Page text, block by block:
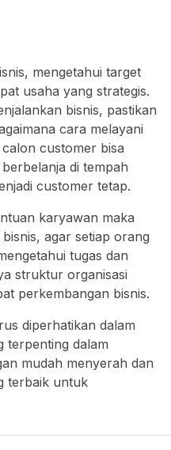
mengetahui target
usaha yang strategis.
bisnis, pastikan
cara melayani
customer bisa
di tempah
customer tetap.
karyawan maka
agar setiap orang
tugas dan
struktur organisasi
perkembangan bisnis.
diperhatikan dalam
terpenting dalam
mudah menyerah dan
terbaik untuk